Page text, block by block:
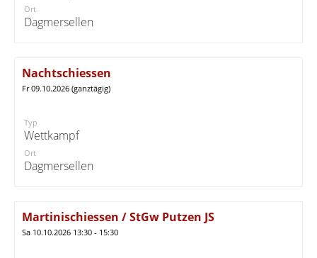
Ort
Dagmersellen
Nachtschiessen
Fr 09.10.2026 (ganztägig)
Typ
Wettkampf
Ort
Dagmersellen
Martinischiessen / StGw Putzen JS
Sa 10.10.2026 13:30 - 15:30